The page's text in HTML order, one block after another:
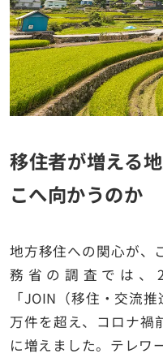
移住者が増える
こへ向かうのか
地方移住への関心が、
務省の調査では、
「JOIN（移住・交流
万件を超え、コロナ禍
に増えました。テレワ